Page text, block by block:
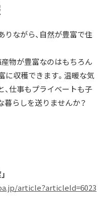
りながら、自然が豊富で住
産物が豊富なのはもちろん
に収穫できます。温暖な気
、仕事もプライベートも子
暮らしを送りませんか？
article?articleId=6023